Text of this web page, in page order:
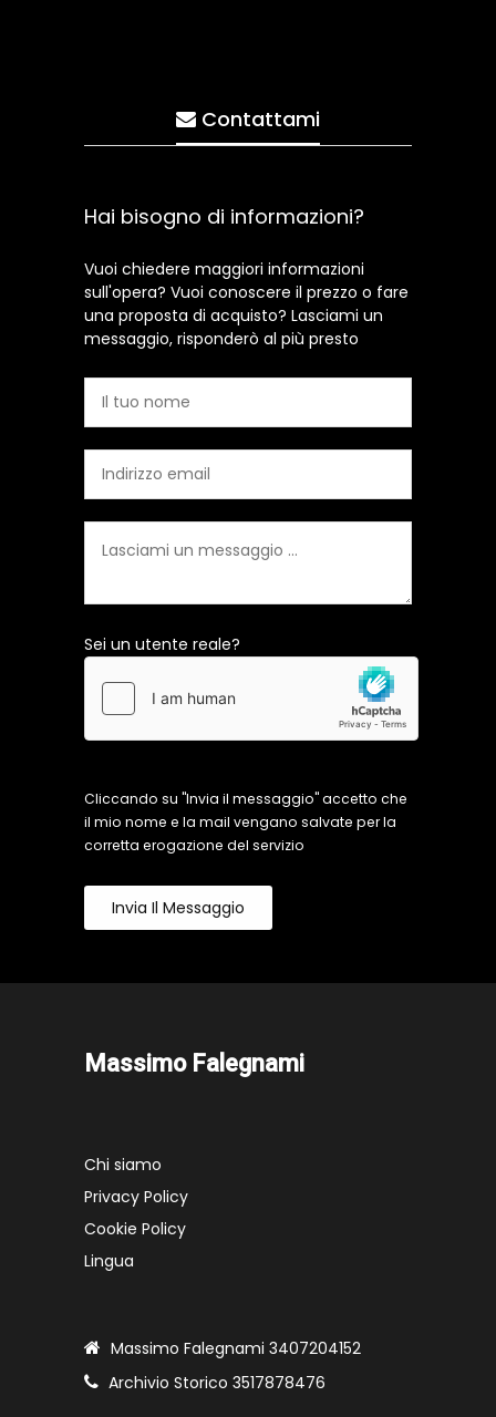
Contattami
Hai bisogno di informazioni?
Vuoi chiedere maggiori informazioni
sull'opera? Vuoi conoscere il prezzo o fare
una proposta di acquisto? Lasciami un
messaggio, risponderò al più presto
Sei un utente reale?
Cliccando su "Invia il messaggio" accetto che
il mio nome e la mail vengano salvate per la
corretta erogazione del servizio
Invia Il Messaggio
Massimo Falegnami
Chi siamo
Privacy Policy
Cookie Policy
Lingua
Massimo Falegnami 3407204152
Archivio Storico 3517878476